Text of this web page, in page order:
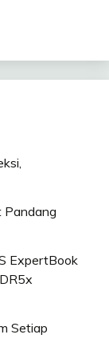
Pandang
ExpertBook
Setiap